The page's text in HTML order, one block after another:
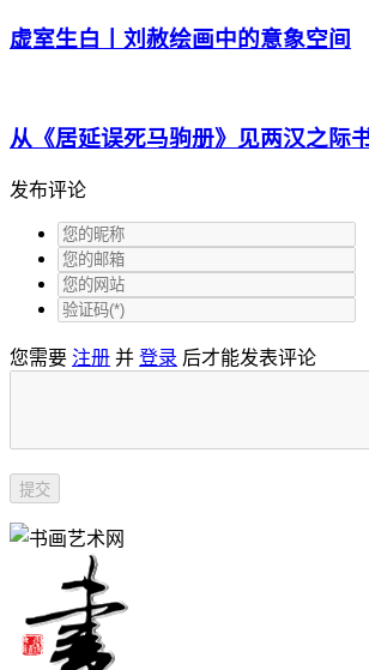
虚室生白丨刘赦绘画中的意象空间
从《居延误死马驹册》见两汉之际
发布评论
您需要 注册 并 登录 后才能发表评论